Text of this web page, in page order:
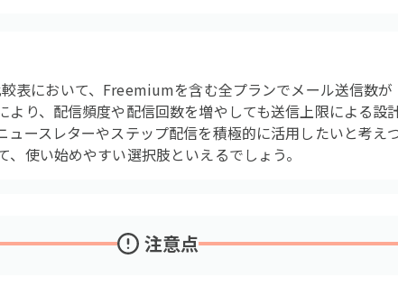
表において、Freemiumを含む全プランでメール送信数
より、配信頻度や配信回数を増やしても送信上限による設
ュースレターやステップ配信を積極的に活用したいと考え
使い始めやすい選択肢といえるでしょう。
注意点